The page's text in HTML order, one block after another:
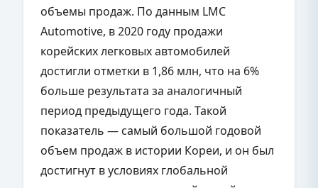
объемы продаж. По данным LMC
Automotive, в 2020 году продажи
корейских легковых автомобилей
достигли отметки в 1,86 млн, что на 6%
больше результата за аналогичный
период предыдущего года. Такой
показатель — самый большой годовой
объем продаж в истории Кореи, и он был
достигнут в условиях глобальной